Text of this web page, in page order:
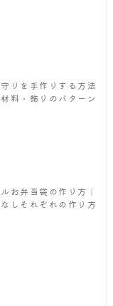
りを手作りする方法
材料・飾りのパターン
お弁当袋の作り方｜
しそれぞれの作り方